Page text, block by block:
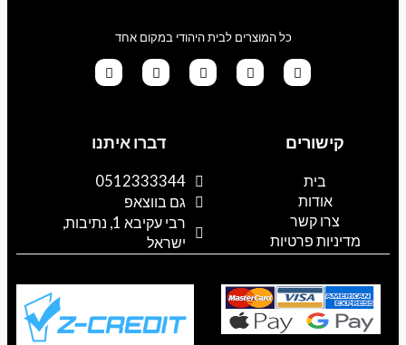
כל המוצרים לבית היהודי במקום אחד
a
s
a
p
p
o
k
o
l
e
קישורים
בית
אודות
צרו קשר
מדיניות פרטיות
דברו איתנו
0512333344
גם בווצאפ
רבי עקיבא 1, נתיבות,
ישראל